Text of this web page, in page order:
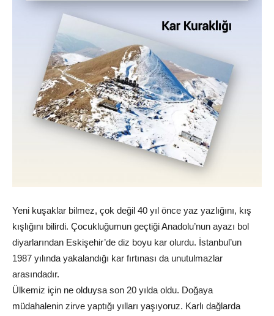
Yeni kuşaklar bilmez, çok değil 40 yıl önce yaz yazlığını, kış
kışlığını bilirdi. Çocukluğumun geçtiği Anadolu’nun ayazı bol
diyarlarından Eskişehir’de diz boyu kar olurdu. İstanbul’un
1987 yılında yakalandığı kar fırtınası da unutulmazlar
arasındadır.
Ülkemiz için ne olduysa son 20 yılda oldu. Doğaya
müdahalenin zirve yaptığı yılları yaşıyoruz. Karlı dağlarda